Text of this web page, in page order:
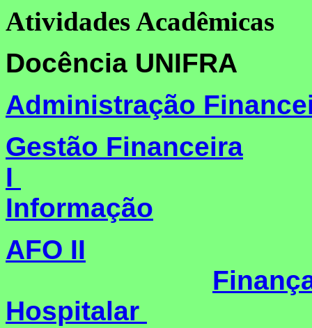
Atividades Acadêmicas
Docência
Administração
Gestão Financeira
I
Informação
AFO II
Hospitalar